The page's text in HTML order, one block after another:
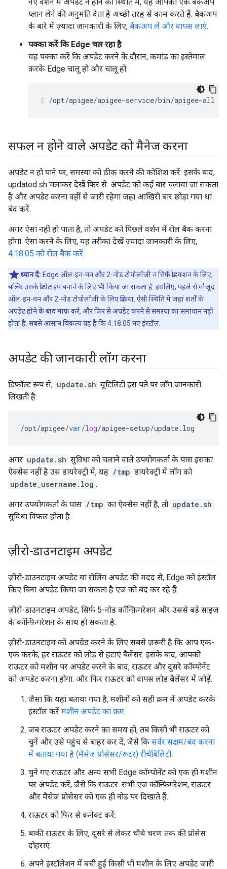
प्लान लेने की अनुमति देता है अच्छी तरह से काम करते हैं. बैकअप
के बारे में ज़्यादा जानकारी के लिए, बैकअप लें और वापस लाएं.
पक्का करें कि Edge चल रहा है
यह पक्का करें कि अपडेट करने के दौरान, कमांड का इस्तेमाल
करके Edge चालू हो और चालू हो:
/opt/apigee/apigee-service/bin/apigee-all
सफल न होने वाले अपडेट को मैनेज करना
अपडेट न हो पाने पर, समस्या को ठीक करने की कोशिश करें. इसके बाद,
updated.sh चलाकर देखें फिर से. अपडेट को कई बार चलाया जा सकता
है और अपडेट करना वहीं से जारी रहेगा जहां आखिरी बार छोड़ा गया था
बंद करें.
अगर ऐसा नहीं हो पाता है, तो अपडेट को पिछले वर्शन में रोल बैक करना
होगा. ऐसा करने के लिए, यह तरीका देखें ज़्यादा जानकारी के लिए,
4.18.05 को रोल बैक करें.
ध्यान दें: Edge ऑल-इन-वन और 2-नोड टोपोलॉजी न सिर्फ़ प्रोडक्शन के लिए,
बल्कि उसके प्रोटोटाइप बनाने के लिए भी किया जा सकता है. इसलिए, पहले से मौजूद
ऑल-इन-वन और 2-नोड टोपोलॉजी के लिए प्रक्रिया. ऐसी स्थिति में जहां शर्तों के
अपडेट होने के बाद माफ़ करें, और फिर से अपडेट करने से समस्या का समाधान नहीं
होता है. सबसे आसान विकल्प यह है कि 4.18.05 नए इंस्टॉल.
अपडेट की जानकारी लॉग करना
डिफ़ॉल्ट रूप से, update.sh यूटिलिटी इस पते पर लॉग जानकारी
लिखती है:
/opt/apigee/var/log/apigee-setup/update. log
अगर update.sh सुविधा को चलाने वाले उपयोगकर्ता के पास इसका
ऐक्सेस नहीं है उस डायरेक्ट्री में, यह /tmp डायरेक्ट्री में लॉग को
update_username.log .
अगर उपयोगकर्ता के पास /tmp का ऐक्सेस नहीं है, तो update.sh
सुविधा विफल होता है.
ज़ीरो-डाउनटाइम अपडेट
ज़ीरो-डाउनटाइम अपडेट या रोलिंग अपडेट की मदद से, Edge को इंस्टॉल
किए बिना अपडेट किया जा सकता है एज को बंद कर रहे हैं.
ज़ीरो-डाउनटाइम अपडेट, सिर्फ़ 5-नोड कॉन्फ़िगरेशन और उससे बड़े साइज़
के कॉन्फ़िगरेशन के साथ हो सकता है.
ज़ीरो-डाउनटाइम को अपग्रेड करने के लिए सबसे ज़रूरी है कि आप एक-
एक करके, हर राऊटर को लोड से हटाएं बैलेंसर. इसके बाद, आपको
राऊटर को मशीन पर अपडेट करने के बाद, राऊटर और दूसरे कॉम्पोनेंट
को अपडेट करना होगा. और फिर राऊटर को वापस लोड बैलेंसर में जोड़ें.
जैसा कि यहां बताया गया है, मशीनों को सही क्रम में अपडेट करके
इंस्टॉल करें मशीन अपडेट का क्रम.
जब राऊटर अपडेट करने का समय हो, तब किसी भी राऊटर को
चुनें और उसे पहुंच से बाहर कर दें, जैसे कि सर्वर सक्षम/बंद करना
में बताया गया है (मैसेज प्रोसेसर/रूटर) रीचेबिलिटी.
चुने गए राऊटर और अन्य सभी Edge कॉम्पोनेंट को एक ही मशीन
पर अपडेट करें, जैसे कि राऊटर. सभी एज कॉन्फ़िगरेशन, राऊटर
और मैसेज प्रोसेसर को एक ही नोड पर दिखाते हैं.
राऊटर को फिर से कनेक्ट करें.
बाकी राऊटर के लिए, दूसरे से लेकर चौथे चरण तक की प्रोसेस
दोहराएं.
अपने इंस्टॉलेशन में बची हुई किसी भी मशीन के लिए अपडेट जारी